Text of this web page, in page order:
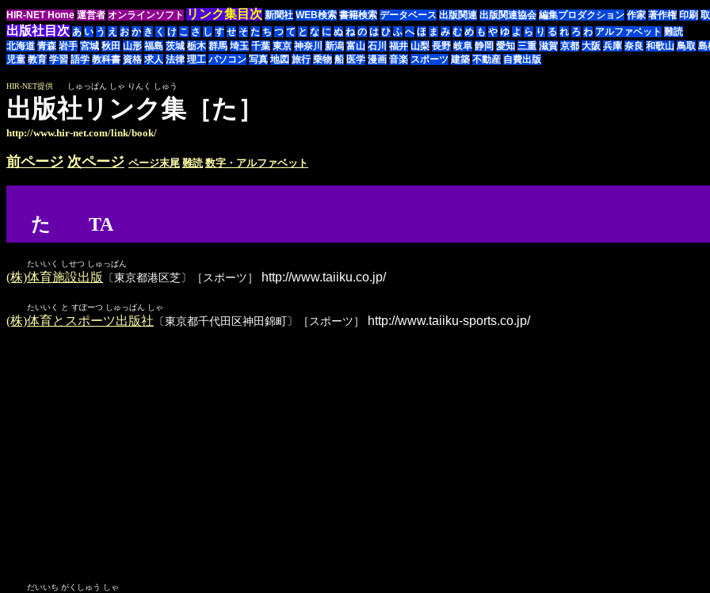
HIR-NET Home 運営者 オンラインソフト リンク集目次 新聞社 WEB検索 書籍検索 データベース 出版関連 出版関連協会 編集プロダクション 作家 著作権 印刷
出版社目次 あ い う え お か き く け こ さ し す せ そ た ち つ て と な に ぬ ね の は ひ ふ へ ほ ま み む め も や ゆ よ ら り る れ ろ わ アルファベット 難読
北海道 青森 岩手 宮城 秋田 山形 福島 茨城 栃木 群馬 埼玉 千葉 東京 神奈川 新潟 富山 石川 福井 山梨 長野 岐阜 静岡 愛知 三重 滋賀 京都 大阪 兵庫 奈良 和歌山 鳥取 島
児童 教育 学習 語学 教科書 資格 求人 法律 理工 パソコン 写真 地図 旅行 乗物 船 医学 漫画 音楽 スポーツ 建築 不動産 自費出版
HIR-NET提供 しゅっぱん しゃ りんく しゅう
出版社リンク集［た］
http://www.hir-net.com/link/book/
前ページ 次ページ ページ末尾 難読 数字・アルファベット
た TA
たいいく しせつ しゅっぱん
(株)体育施設出版 〔東京都港区芝〕［スポーツ］ http://www.taiiku.co.jp/
たいいく と すぽーつ しゅっぱん しゃ
(株)体育とスポーツ出版社 〔東京都千代田区神田錦町〕［スポーツ］ http://www.taiiku-sports.co.jp/
だいいち がくしゅう しゃ